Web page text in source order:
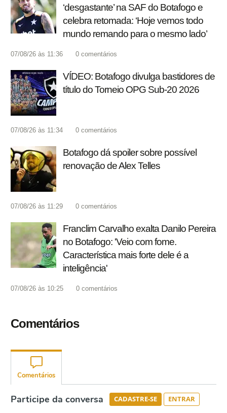
‘desgastante’ na SAF do Botafogo e
celebra retomada: ‘Hoje vemos todo
mundo remando para o mesmo lado’
07/08/26 às 11:36 0 comentários
VÍDEO: Botafogo divulga bastidores de
título do Torneio OPG Sub-20 2026
07/08/26 às 11:34 0 comentários
Botafogo dá spoiler sobre possível
renovação de Alex Telles
07/08/26 às 11:29 0 comentários
Franclim Carvalho exalta Danilo Pereira
no Botafogo: 'Veio com fome.
Característica mais forte dele é a
inteligência'
07/08/26 às 10:25 0 comentários
Comentários